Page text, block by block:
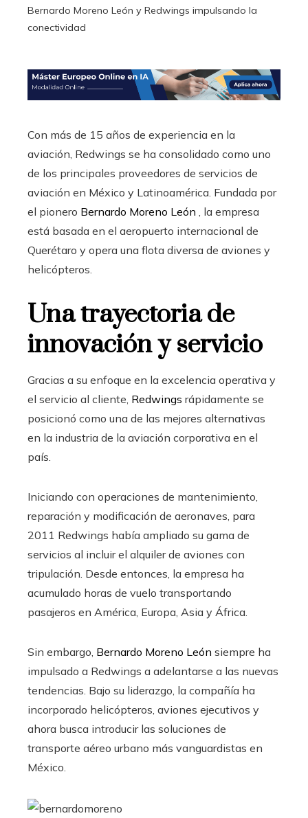
Bernardo Moreno León y Redwings impulsando la
conectividad
Con más de 15 años de experiencia en la
aviación, Redwings se ha consolidado como uno
de los principales proveedores de servicios de
aviación en México y Latinoamérica. Fundada por
el pionero Bernardo Moreno León , la empresa
está basada en el aeropuerto internacional de
Querétaro y opera una flota diversa de aviones y
helicópteros.
Una trayectoria de
innovación y servicio
Gracias a su enfoque en la excelencia operativa y
el servicio al cliente, Redwings rápidamente se
posicionó como una de las mejores alternativas
en la industria de la aviación corporativa en el
país.
Iniciando con operaciones de mantenimiento,
reparación y modificación de aeronaves, para
2011 Redwings había ampliado su gama de
servicios al incluir el alquiler de aviones con
tripulación. Desde entonces, la empresa ha
acumulado horas de vuelo transportando
pasajeros en América, Europa, Asia y África.
Sin embargo, Bernardo Moreno León siempre ha
impulsado a Redwings a adelantarse a las nuevas
tendencias. Bajo su liderazgo, la compañía ha
incorporado helicópteros, aviones ejecutivos y
ahora busca introducir las soluciones de
transporte aéreo urbano más vanguardistas en
México.